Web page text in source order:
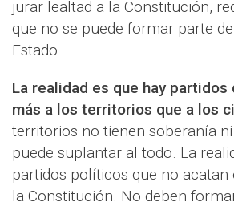
jurar lealtad a la Constitución,
que no se puede formar parte
Estado.
La realidad es que hay
más a los territorios que a los
territorios no tienen soberanía
puede suplantar al todo. La
partidos políticos que no acatan
la Constitución. No deben